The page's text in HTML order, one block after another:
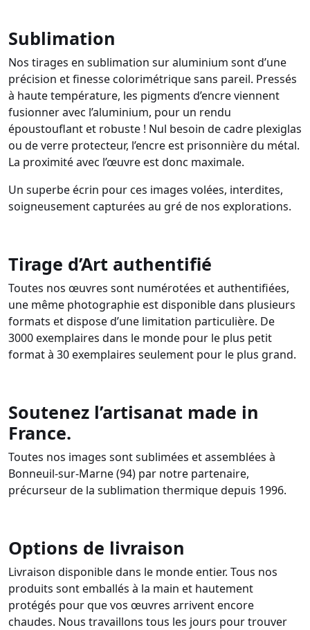
Sublimation
Nos tirages en sublimation sur aluminium sont d’une
précision et finesse colorimétrique sans pareil. Pressés
à haute température, les pigments d’encre viennent
fusionner avec l’aluminium, pour un rendu
époustouflant et robuste ! Nul besoin de cadre plexiglas
ou de verre protecteur, l’encre est prisonnière du métal.
La proximité avec l’œuvre est donc maximale.
Un superbe écrin pour ces images volées, interdites,
soigneusement capturées au gré de nos explorations.
Tirage d’Art authentifié
Toutes nos œuvres sont numérotées et authentifiées,
une même photographie est disponible dans plusieurs
formats et dispose d’une limitation particulière. De
3000 exemplaires dans le monde pour le plus petit
format à 30 exemplaires seulement pour le plus grand.
Soutenez l’artisanat made in
France.
Toutes nos images sont sublimées et assemblées à
Bonneuil-sur-Marne (94) par notre partenaire,
précurseur de la sublimation thermique depuis 1996.
Options de livraison
Livraison disponible dans le monde entier. Tous nos
produits sont emballés à la main et hautement
protégés pour que vos œuvres arrivent encore
chaudes. Nous travaillons tous les jours pour trouver